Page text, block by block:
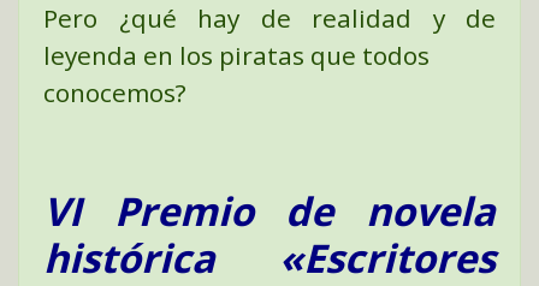
Pero ¿qué hay de realidad y de
leyenda en los piratas que todos
conocemos?
VI Premio de novela
histórica «Escritores